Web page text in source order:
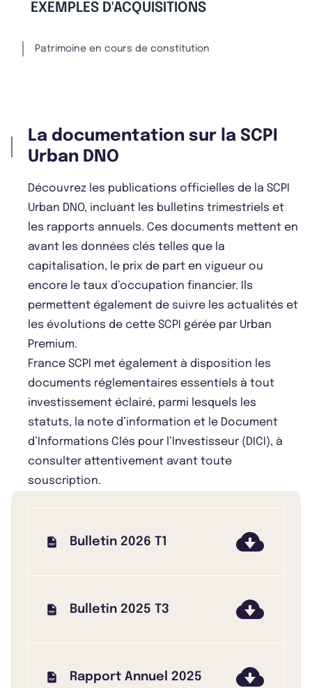
EXEMPLES D'ACQUISITIONS
Patrimoine en cours de constitution
La documentation sur la SCPI
Urban DNO
Découvrez les publications officielles de la SCPI
Urban DNO, incluant les bulletins trimestriels et
les rapports annuels. Ces documents mettent en
avant les données clés telles que la
capitalisation, le prix de part en vigueur ou
encore le taux d’occupation financier. Ils
permettent également de suivre les actualités et
les évolutions de cette SCPI gérée par Urban
Premium.
France SCPI met également à disposition les
documents réglementaires essentiels à tout
investissement éclairé, parmi lesquels les
statuts, la note d’information et le Document
d’Informations Clés pour l’Investisseur (DICI), à
consulter attentivement avant toute
souscription.
Bulletin 2026 T1
Bulletin 2025 T3
Rapport Annuel 2025